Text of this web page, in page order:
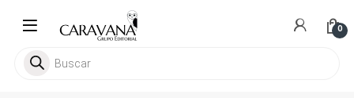
0
Pesquisar livros